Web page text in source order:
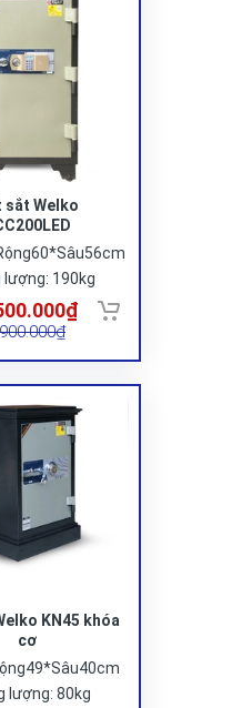
sắt Welko
lượng: 190kg
KN45 khóa
cơ
lượng: 80kg